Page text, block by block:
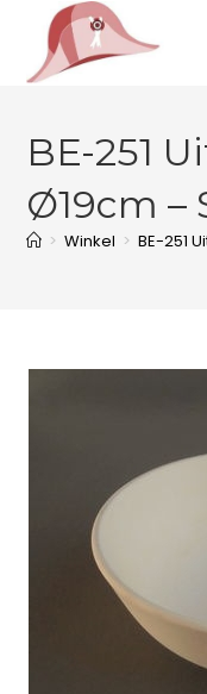
BE-251
Ø19cm –
> Winkel > BE-251